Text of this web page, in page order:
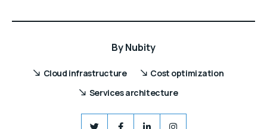
ByNubity
Cloud infrastructure
Cost optimization
Services architecture